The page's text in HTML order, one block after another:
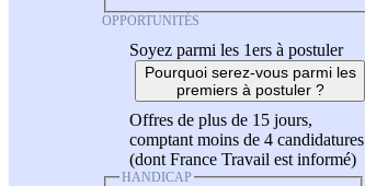
OPPORTUNITÉS
Soyez parmi les 1ers à postuler
Pourquoi serez-vous parmi les
premiers à postuler ?
Offres de plus de 15 jours,
comptant moins de 4 candidatures
(dont France Travail est informé)
HANDICAP